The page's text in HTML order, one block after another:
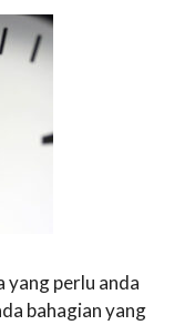
yang perlu anda
bahagian yang